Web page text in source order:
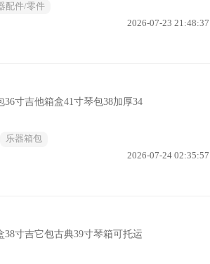
配件/零件
2026-07-23 21:48:37
寸吉他箱盒41寸琴包38加厚34
乐器箱包
2026-07-24 02:35:57
寸吉它包古典39寸琴箱可托运